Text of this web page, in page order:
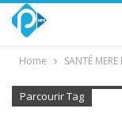
Home SANTÉ
Parcourir Tag